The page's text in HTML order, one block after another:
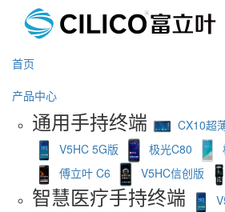
首页
产品中心
通用手持终端 CX10超
V5HC 5G版
极光C80
傅立叶 C6
V5HC信创版
智慧医疗手持终端